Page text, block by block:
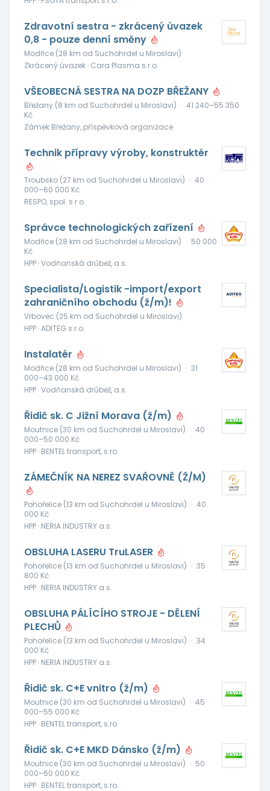
Zdravotní sestra - zkrácený úvazek
0,8 - pouze denní směny
Modřice (28 km od Suchohrdel u Miroslavi)
Zkrácený úvazek · Cara Plasma s.r.o.
VŠEOBECNÁ SESTRA NA DOZP BŘEŽANY
Břežany (8 km od Suchohrdel u Miroslavi) · 41 240–55 350
Kč
Zámek Břežany, příspěvková organizace
Technik přípravy výroby, konstruktér
Troubsko (27 km od Suchohrdel u Miroslavi) · 40
000–60 000 Kč
RESPO, spol. s r.o.
Správce technologických zařízení
Modřice (28 km od Suchohrdel u Miroslavi) · 50 000
Kč
HPP · Vodňanská drůbež, a.s.
Specialista/Logistik -import/export
zahraničního obchodu (ž/m)!
Vrbovec (25 km od Suchohrdel u Miroslavi)
HPP · ADITEG s.r.o.
Instalatér
Modřice (28 km od Suchohrdel u Miroslavi) · 31
000–43 000 Kč
HPP · Vodňanská drůbež, a.s.
Řidič sk. C Jižní Morava (ž/m)
Moutnice (30 km od Suchohrdel u Miroslavi) · 40
000–50 000 Kč
HPP · BENTEL transport, s.ro.
ZÁMEČNÍK NA NEREZ SVAŘOVNĚ (Ž/M)
Pohořelice (13 km od Suchohrdel u Miroslavi) · 40
000 Kč
HPP · NERIA INDUSTRY a.s.
OBSLUHA LASERU TruLASER
Pohořelice (13 km od Suchohrdel u Miroslavi) · 35
800 Kč
HPP · NERIA INDUSTRY a.s.
OBSLUHA PÁLÍCÍHO STROJE - DĚLENÍ
PLECHŮ
Pohořelice (13 km od Suchohrdel u Miroslavi) · 34
000 Kč
HPP · NERIA INDUSTRY a.s.
Řidič sk. C+E vnitro (ž/m)
Moutnice (30 km od Suchohrdel u Miroslavi) · 45
000–55 000 Kč
HPP · BENTEL transport, s.ro.
Řidič sk. C+E MKD Dánsko (ž/m)
Moutnice (30 km od Suchohrdel u Miroslavi) · 50
000–60 000 Kč
HPP · BENTEL transport, s.ro.